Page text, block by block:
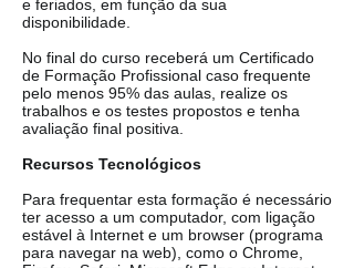
e feriados, em função da sua
disponibilidade.
No final do curso receberá um Certificado
de Formação Profissional caso frequente
pelo menos 95% das aulas, realize os
trabalhos e os testes propostos e tenha
avaliação final positiva.
Recursos Tecnológicos
Para frequentar esta formação é necessário
ter acesso a um computador, com ligação
estável à Internet e um browser (programa
para navegar na web), como o Chrome,